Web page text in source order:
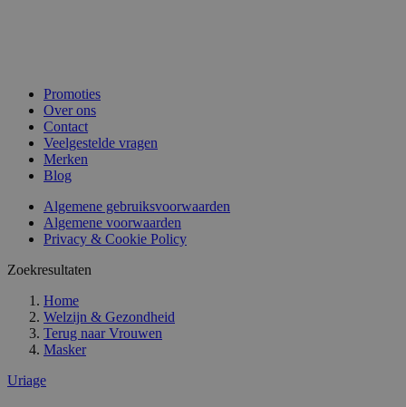
Promoties
Over ons
Contact
Veelgestelde vragen
Merken
Blog
Algemene gebruiksvoorwaarden
Algemene voorwaarden
Privacy & Cookie Policy
Zoekresultaten
Home
Welzijn & Gezondheid
Terug naar Vrouwen
Masker
Uriage